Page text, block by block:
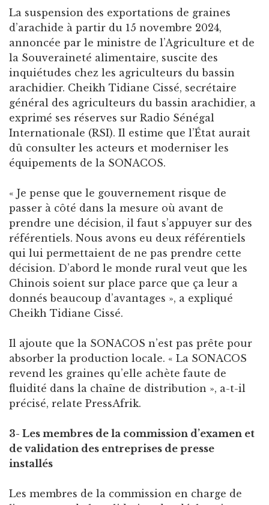
La suspension des exportations de graines
d’arachide à partir du 15 novembre 2024,
annoncée par le ministre de l’Agriculture et de
la Souveraineté alimentaire, suscite des
inquiétudes chez les agriculteurs du bassin
arachidier. Cheikh Tidiane Cissé, secrétaire
général des agriculteurs du bassin arachidier, a
exprimé ses réserves sur Radio Sénégal
Internationale (RSI). Il estime que l’État aurait
dû consulter les acteurs et moderniser les
équipements de la SONACOS.
« Je pense que le gouvernement risque de
passer à côté dans la mesure où avant de
prendre une décision, il faut s’appuyer sur des
référentiels. Nous avons eu deux référentiels
qui lui permettaient de ne pas prendre cette
décision. D’abord le monde rural veut que les
Chinois soient sur place parce que ça leur a
donnés beaucoup d’avantages », a expliqué
Cheikh Tidiane Cissé.
Il ajoute que la SONACOS n’est pas prête pour
absorber la production locale. « La SONACOS
revend les graines qu’elle achète faute de
fluidité dans la chaîne de distribution », a-t-il
précisé, relate PressAfrik.
3- Les membres de la commission d’examen et
de validation des entreprises de presse
installés
Les membres de la commission en charge de